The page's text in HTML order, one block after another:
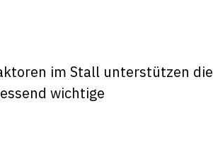
im Stall unterstützen die
wichtige